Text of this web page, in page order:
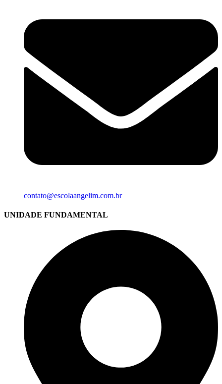
contato@escolaangelim.com.br
UNIDADE FUNDAMENTAL